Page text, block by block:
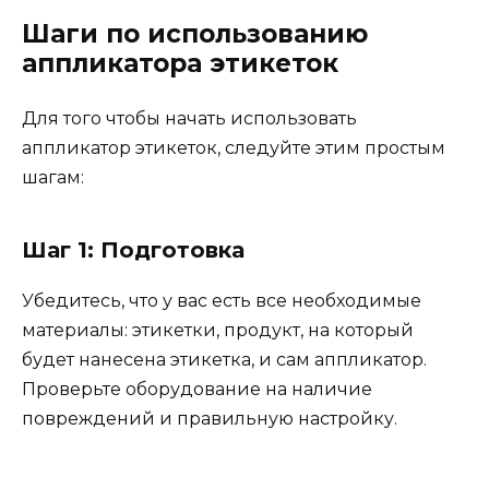
Шаги по использованию
аппликатора этикеток
Для того чтобы начать использовать
аппликатор этикеток, следуйте этим простым
шагам:
Шаг 1: Подготовка
Убедитесь, что у вас есть все необходимые
материалы: этикетки, продукт, на который
будет нанесена этикетка, и сам аппликатор.
Проверьте оборудование на наличие
повреждений и правильную настройку.